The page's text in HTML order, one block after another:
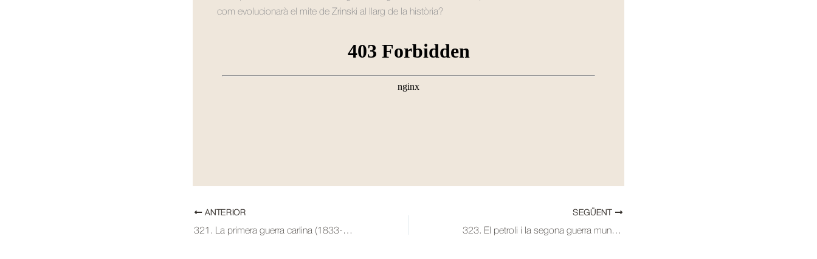
com evolucionarà el mite de Zrinski al llarg de la història?
ANTERIOR
321. La primera guerra carlina (1833-1840)
SEGÜENT
323. El petroli i la segona guerra mundial